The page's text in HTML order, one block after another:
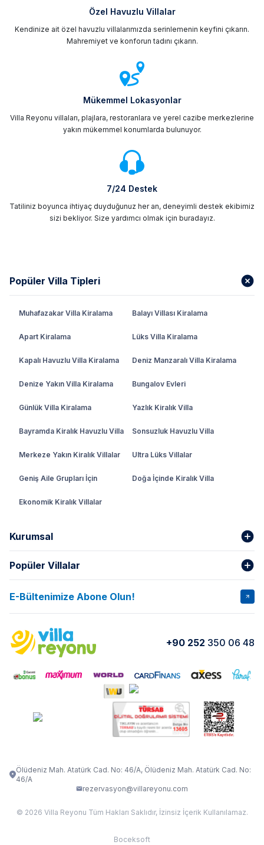
Özel Havuzlu Villalar
Kendinize ait özel havuzlu villalarımızda serinlemenin keyfini çıkarın.
Mahremiyet ve konforun tadını çıkarın.
Mükemmel Lokasyonlar
Villa Reyonu villaları, plajlara, restoranlara ve yerel cazibe merkezlerine
yakın mükemmel konumlarda bulunuyor.
7/24 Destek
Tatiliniz boyunca ihtiyaç duyduğunuz her an, deneyimli destek ekibimiz
sizi bekliyor. Size yardımcı olmak için buradayız.
Popüler Villa Tipleri
Muhafazakar Villa Kiralama Balayı Villası Kiralama
Apart Kiralama Lüks Villa Kiralama
Kapalı Havuzlu Villa Kiralama Deniz Manzaralı Villa Kiralama
Denize Yakın Villa Kiralama Bungalov Evleri
Günlük Villa Kiralama Yazlık Kiralık Villa
Bayramda Kiralık Havuzlu Villa Sonsuzluk Havuzlu Villa
Merkeze Yakın Kiralık Villalar Ultra Lüks Villalar
Geniş Aile Grupları İçin Doğa İçinde Kiralık Villa
Ekonomik Kiralık Villalar
Kurumsal
Hakkımızda
İptal Şartları Banka Hesapları
Kurumsal Blog
Yorumlar Nasıl Kiralarım
Popüler Villalar
VİLLA SALKIM VİLLA SLAY 1
VİLLA OLENNA 1 VİLLA MERT
VILLA ADRIMA 1
VİLLA TİAMO VİLLA ZEYTİN DALI
VILLA ELMALI
E-Bültenimize Abone Olun!
+90 252 350 06 48
Ölüdeniz Mah. Atatürk Cad. No: 46/A, Ölüdeniz Mah. Atatürk Cad. No:
46/A
rezervasyon@villareyonu.com
© 2026 Villa Reyonu Tüm Hakları Saklıdır, İzinsiz İçerik Kullanılamaz.
Boceksoft